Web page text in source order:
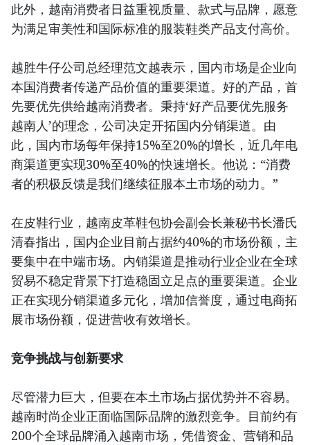
此外，越南消费者日益重视质量、款式与品牌，愿意
为满足审美性和国际标准的服装鞋类产品支付高价。
越胜牛仔公司总经理范文越表示，国内市场是企业向
本国消费者传递产品价值的重要渠道。好的产品，首
先要优先供给越南消费者。秉持‘好产品要优先服务
越南人’的理念，公司决定开拓国内分销渠道。由
此，国内市场每年保持15%至20%的增长，近几年电
商渠道更实现30%至40%的快速增长。他说：“消费
者的积极反馈是我们继续征服本土市场的动力。”
在皮鞋行业，越南皮革鞋包协会副会长兼秘书长潘氏
清春指出，国内企业目前占据约40%的市场份额，主
要集中在中端市场。内销渠道是推动行业企业在全球
贸易不稳定背景下打造稳固立足点的重要渠道。企业
正在实现分销渠道多元化，增加信誉度，通过电商拓
展市场份额，促进营收有效增长。
竞争挑战与创新要求
尽管潜力巨大，但要在本土市场占据优势并不容易。
越南时尚企业正面临国际品牌的激烈竞争。目前约有
200个全球品牌涌入越南市场，凭借资金、营销和品